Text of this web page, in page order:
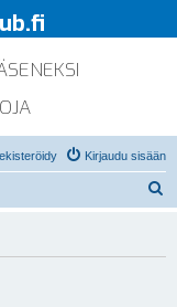
Kirjaudu sisään